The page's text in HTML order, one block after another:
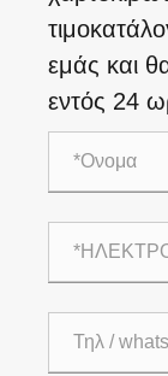
εμάς και
εντός 24